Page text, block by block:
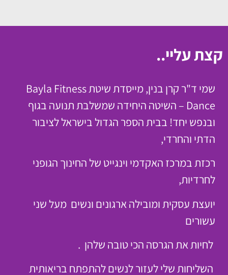
קצת עליי..
שמי ד"ר קרן בנין, מייסדת שיטת Bayla Fitness
Dance – השיטה היחידה שמשלבת תנועה בגוף
ובנפש יחד! בבית הספר הגדול בישראל לציבור
הדתי והחרדי,
רכזת במרכז האקדמי וינגייט של החינוך הגופני
לחרדיות,
יועצת עסקית ומובילה ארגונים ונשים מעל שני
עשורים
לחיות את הגרסה הכי טובה שלהן .
השליחות שלי לעזור לנשים להתפתח בריאותית